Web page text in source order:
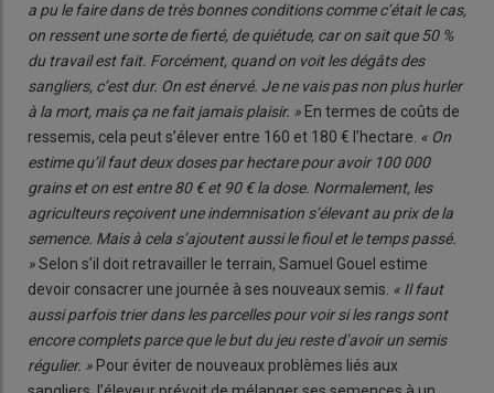
a pu le faire dans de très bonnes conditions comme c’était le cas,
on ressent une sorte de fierté, de quiétude, car on sait que 50 %
du travail est fait. Forcément, quand on voit les dégâts des
sangliers, c’est dur. On est énervé. Je ne vais pas non plus hurler
à la mort, mais ça ne fait jamais plaisir. » En termes de coûts de
ressemis, cela peut s’élever entre 160 et 180 € l’hectare. « On
estime qu’il faut deux doses par hectare pour avoir 100 000
grains et on est entre 80 € et 90 € la dose. Normalement, les
agriculteurs reçoivent une indemnisation s’élevant au prix de la
semence. Mais à cela s’ajoutent aussi le fioul et le temps passé.
»Selon s’il doit retravailler le terrain, Samuel Gouel estime
devoir consacrer une journée à ses nouveaux semis. « Il faut
aussi parfois trier dans les parcelles pour voir si les rangs sont
encore complets parce que le but du jeu reste d’avoir un semis
régulier. » Pour éviter de nouveaux problèmes liés aux